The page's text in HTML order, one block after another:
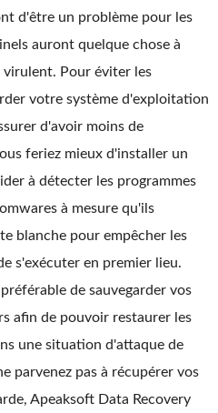
d'être un problème pour les
auront quelque chose à
virulent. Pour éviter les
votre système d'exploitation
d'avoir moins de
feriez mieux d'installer un
à détecter les programmes
à mesure qu'ils
blanche pour empêcher les
s'exécuter en premier lieu.
de sauvegarder vos
afin de pouvoir restaurer les
une situation d'attaque de
parvenez pas à récupérer vos
Apeaksoft Data Recovery